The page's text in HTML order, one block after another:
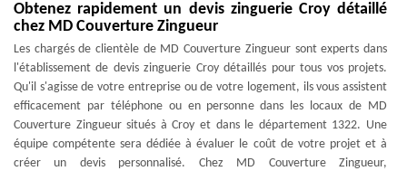
Obtenez rapidement un devis zinguerie Croy détaillé
chez MD Couverture Zingueur
Les chargés de clientèle de MD Couverture Zingueur sont experts dans
l'établissement de devis zinguerie Croy détaillés pour tous vos projets.
Qu'il s'agisse de votre entreprise ou de votre logement, ils vous assistent
efficacement par téléphone ou en personne dans les locaux de MD
Couverture Zingueur situés à Croy et dans le département 1322. Une
équipe compétente sera dédiée à évaluer le coût de votre projet et à
créer un devis personnalisé. Chez MD Couverture Zingueur,